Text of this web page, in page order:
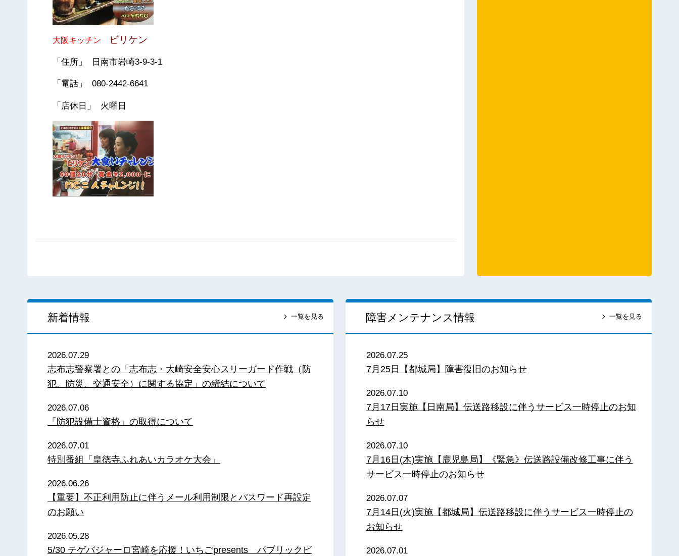
大阪キッチン ビリケン
「住所」 日南市岩崎3-9-3-1
「電話」 080-2442-6641
「店休日」 火曜日
新着情報 一覧を見る
2026.07.29
志布志警察署との「志布志・大崎安全安心スリーガード作戦（防
犯、防災、交通安全）に関する協定」の締結について
2026.07.06
「防犯設備士資格」の取得について
2026.07.01
特別番組「皇徳寺ふれあいカラオケ大会」
2026.06.26
【重要】不正利用防止に伴うメール利用制限とパスワード再設定
のお願い
2026.05.28
5/30 テゲバジャーロ宮崎を応援！いちごpresents パブリックビ
障害メンテナンス情報 一覧を見る
2026.07.25
7月25日【都城局】障害復旧のお知らせ
2026.07.10
7月17日実施【日南局】伝送路移設に伴うサービス一時停止のお知
らせ
2026.07.10
7月16日(木)実施【鹿児島局】《緊急》伝送路設備改修工事に伴う
サービス一時停止のお知らせ
2026.07.07
7月14日(火)実施【都城局】伝送路移設に伴うサービス一時停止の
お知らせ
2026.07.01